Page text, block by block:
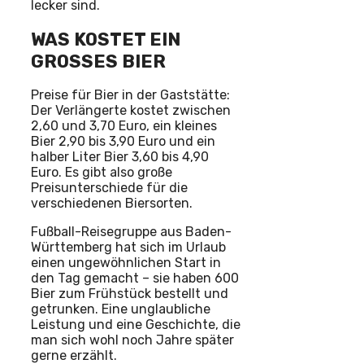
lecker sind.
WAS KOSTET EIN
GROSSES BIER
Preise für Bier in der Gaststätte:
Der Verlängerte kostet zwischen
2,60 und 3,70 Euro, ein kleines
Bier 2,90 bis 3,90 Euro und ein
halber Liter Bier 3,60 bis 4,90
Euro. Es gibt also große
Preisunterschiede für die
verschiedenen Biersorten.
Fußball-Reisegruppe aus Baden-
Württemberg hat sich im Urlaub
einen ungewöhnlichen Start in
den Tag gemacht – sie haben 600
Bier zum Frühstück bestellt und
getrunken. Eine unglaubliche
Leistung und eine Geschichte, die
man sich wohl noch Jahre später
gerne erzählt.